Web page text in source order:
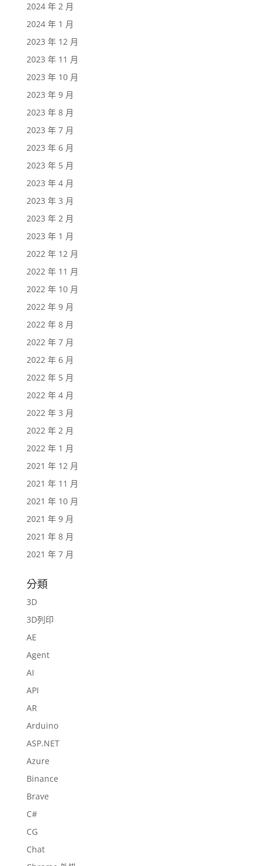
2024 年 2 月
2024 年 1 月
2023 年 12 月
2023 年 11 月
2023 年 10 月
2023 年 9 月
2023 年 8 月
2023 年 7 月
2023 年 6 月
2023 年 5 月
2023 年 4 月
2023 年 3 月
2023 年 2 月
2023 年 1 月
2022 年 12 月
2022 年 11 月
2022 年 10 月
2022 年 9 月
2022 年 8 月
2022 年 7 月
2022 年 6 月
2022 年 5 月
2022 年 4 月
2022 年 3 月
2022 年 2 月
2022 年 1 月
2021 年 12 月
2021 年 11 月
2021 年 10 月
2021 年 9 月
2021 年 8 月
2021 年 7 月
分類
3D
3D列印
AE
Agent
AI
API
AR
Arduino
ASP.NET
Azure
Binance
Brave
C#
CG
Chat